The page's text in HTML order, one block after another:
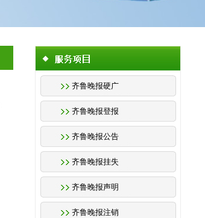
齐鲁晚报硬广
齐鲁晚报登报
齐鲁晚报公告
齐鲁晚报挂失
齐鲁晚报声明
齐鲁晚报注销